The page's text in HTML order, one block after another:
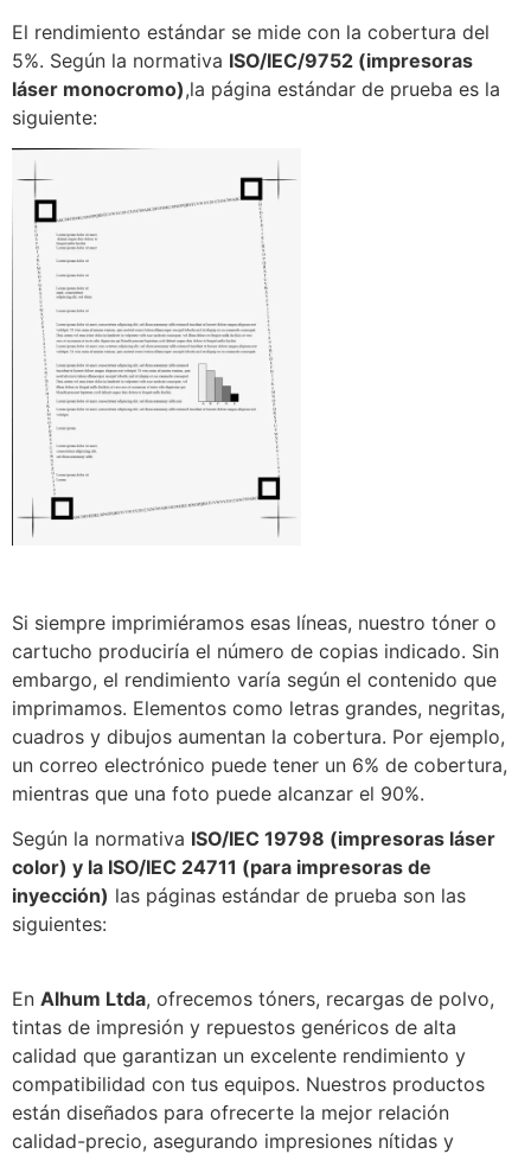
El rendimiento estándar se mide con la cobertura del
5%. Según la normativa ISO/IEC/9752 (impresoras
láser monocromo),la página estándar de prueba es la
siguiente:
Si siempre imprimiéramos esas líneas, nuestro tóner o
cartucho produciría el número de copias indicado. Sin
embargo, el rendimiento varía según el contenido que
imprimamos. Elementos como letras grandes, negritas,
cuadros y dibujos aumentan la cobertura. Por ejemplo,
un correo electrónico puede tener un 6% de cobertura,
mientras que una foto puede alcanzar el 90%.
Según la normativa ISO/IEC 19798 (impresoras láser
color) y la ISO/IEC 24711 (para impresoras de
inyección) las páginas estándar de prueba son las
siguientes:
En Alhum Ltda, ofrecemos tóners, recargas de polvo,
tintas de impresión y repuestos genéricos de alta
calidad que garantizan un excelente rendimiento y
compatibilidad con tus equipos. Nuestros productos
están diseñados para ofrecerte la mejor relación
calidad-precio, asegurando impresiones nítidas y